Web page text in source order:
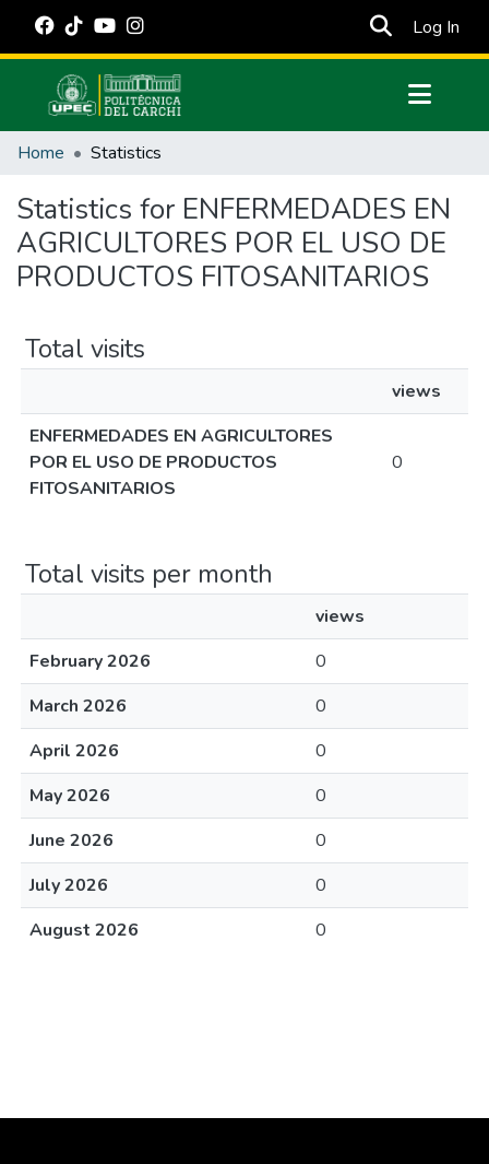
Log In
Communities & Collections
Estadísticas Externas
Manuales
Home Statistics
Statistics for ENFERMEDADES EN
AGRICULTORES POR EL USO DE
PRODUCTOS FITOSANITARIOS
Total visits
views
ENFERMEDADES EN AGRICULTORES
POR EL USO DE PRODUCTOS
FITOSANITARIOS
0
Total visits per month
views
February 2026
0
March 2026
0
April 2026
0
May 2026
0
June 2026
0
July 2026
0
August 2026
0